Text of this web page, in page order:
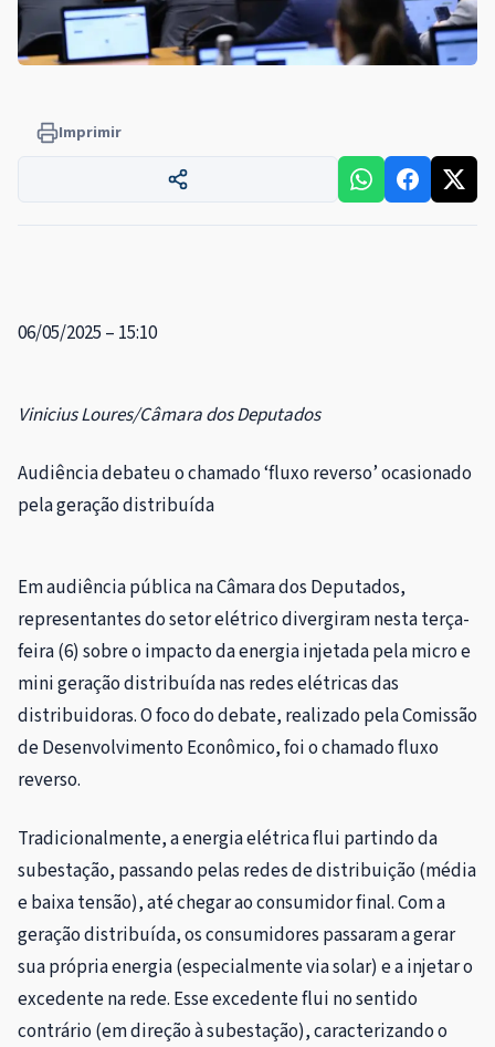
Imprimir
06/05/2025 – 15:10
Vinicius Loures/Câmara dos Deputados
Audiência debateu o chamado ‘fluxo reverso’ ocasionado
pela geração distribuída
Em audiência pública na Câmara dos Deputados,
representantes do setor elétrico divergiram nesta terça-
feira (6) sobre o impacto da energia injetada pela micro e
mini geração distribuída nas redes elétricas das
distribuidoras. O foco do debate, realizado pela Comissão
de Desenvolvimento Econômico, foi o chamado fluxo
reverso.
Tradicionalmente, a energia elétrica flui partindo da
subestação, passando pelas redes de distribuição (média
e baixa tensão), até chegar ao consumidor final. Com a
geração distribuída, os consumidores passaram a gerar
sua própria energia (especialmente via solar) e a injetar o
excedente na rede. Esse excedente flui no sentido
contrário (em direção à subestação), caracterizando o